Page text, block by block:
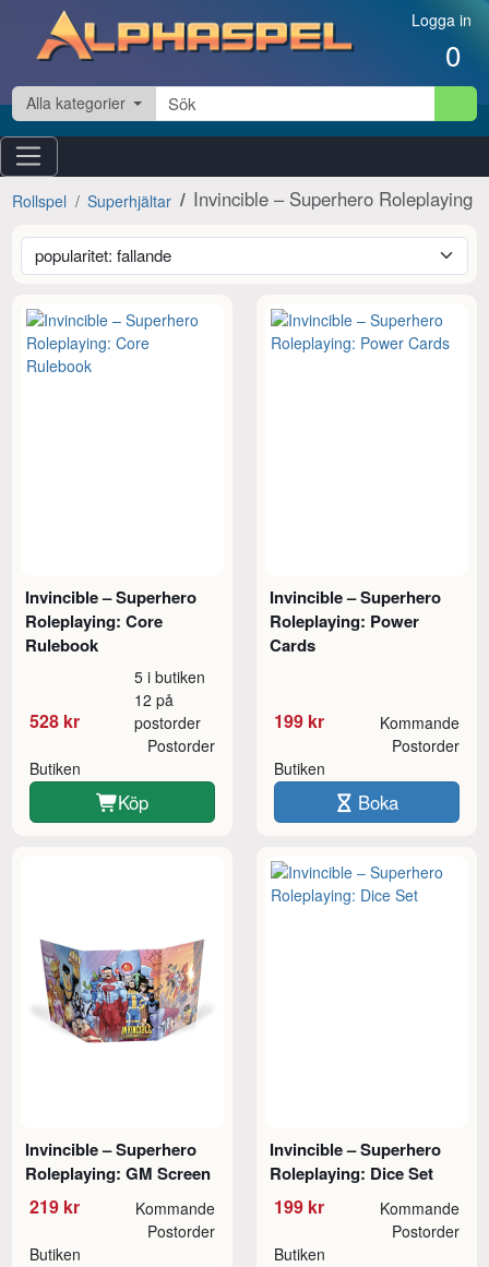
Hoppa till innehåll Logga in
0
Alla kategorier
Rollspel Superhjältar Invincible – Superhero Roleplaying
Invincible – Superhero
Roleplaying: Core
Rulebook
528 kr
5 i butiken
12 på
postorder
Butiken
Postorder
Köp
Invincible – Superhero
Roleplaying: Power
Cards
199 kr Kommande
Butiken
Postorder
Boka
Invincible – Superhero
Roleplaying: GM Screen
219 kr Kommande
Butiken
Postorder
Invincible – Superhero
Roleplaying: Dice Set
199 kr Kommande
Butiken
Postorder